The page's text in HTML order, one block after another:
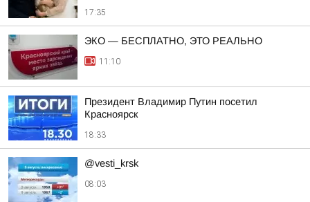
17:35
ЭКО — БЕСПЛАТНО, ЭТО РЕАЛЬНО
11:10
Президент Владимир Путин посетил
Красноярск
18:33
@vesti_krsk
08:03